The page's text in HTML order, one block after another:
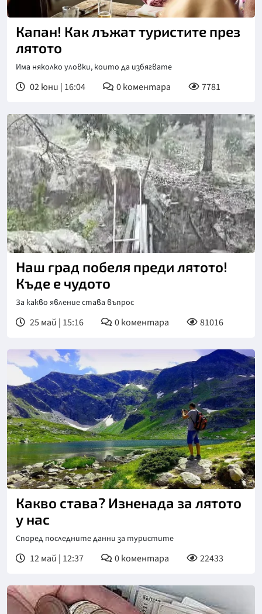
Капан! Как лъжат туристите през
лятото
Има няколко уловки, които да избягвате
02 юни | 16:04 0коментара 7781
Наш град побеля преди лятото!
Къде е чудото
За какво явление става въпрос
25 май | 15:16 0коментара 81016
Какво става? Изненада за лятото
у нас
Според последните данни за туристите
12 май | 12:37 0коментара 22433